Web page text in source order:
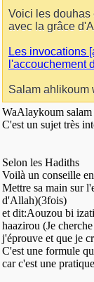
Voici les douhas
avec la grâce
Les invocations
l'accouchement
Salam ahlikoum
WaAlaykoum
C'est un sujet très
Selon les Hadiths
Voilà un conseille
Mettre sa main sur
d'Allah)(3fois)
et dit:Aouzou bi
haazirou (Je
j'éprouve et que je
C'est une formule
car c'est une